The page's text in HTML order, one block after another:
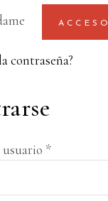
ACCESO
contraseña?
*Obligatorio